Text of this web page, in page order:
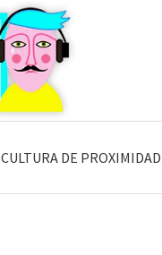
CULTURA DE PROXIMIDAD